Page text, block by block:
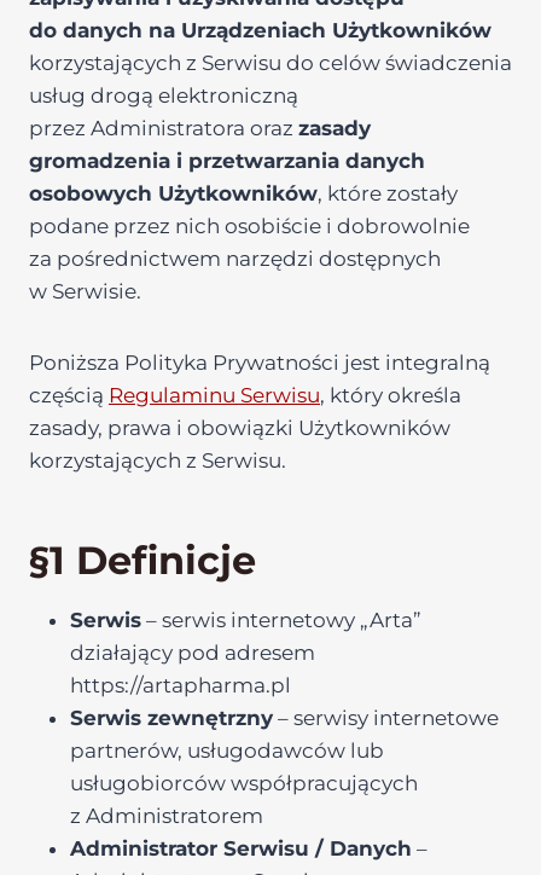
do danych na Urządzeniach Użytkowników
korzystających z Serwisu do celów świadczenia
usług drogą elektroniczną
przez Administratora oraz zasady
gromadzenia i przetwarzania danych
osobowych Użytkowników, które zostały
podane przez nich osobiście i dobrowolnie
za pośrednictwem narzędzi dostępnych
w Serwisie.
Poniższa Polityka Prywatności jest integralną
częścią Regulaminu Serwisu, który określa
zasady, prawa i obowiązki Użytkowników
korzystających z Serwisu.
§1 Definicje
Serwis – serwis internetowy „Arta”
działający pod adresem
https://artapharma.pl
Serwis zewnętrzny – serwisy internetowe
partnerów, usługodawców lub
usługobiorców współpracujących
z Administratorem
Administrator Serwisu / Danych –